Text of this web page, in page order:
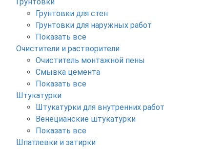
Грунтовки для стен
Грунтовки для наружных работ
Показать все
Очистители и растворители
Очиститель монтажной пены
Смывка цемента
Показать все
Штукатурки
Штукатурки для внутренних работ
Венецианские штукатурки
Показать все
Шпатлевки и затирки